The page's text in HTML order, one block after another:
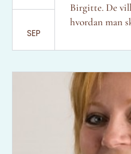
SEP
Birgitte. De
hvordan man